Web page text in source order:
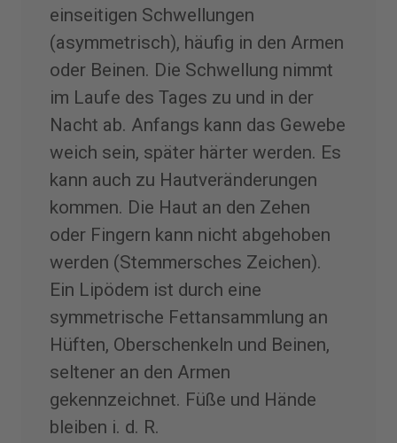
einseitigen Schwellungen
(asymmetrisch), häufig in den Armen
oder Beinen. Die Schwellung nimmt
im Laufe des Tages zu und in der
Nacht ab. Anfangs kann das Gewebe
weich sein, später härter werden. Es
kann auch zu Hautveränderungen
kommen. Die Haut an den Zehen
oder Fingern kann nicht abgehoben
werden (Stemmersches Zeichen).
Ein Lipödem ist durch eine
symmetrische Fettansammlung an
Hüften, Oberschenkeln und Beinen,
seltener an den Armen
gekennzeichnet. Füße und Hände
bleiben i. d. R.